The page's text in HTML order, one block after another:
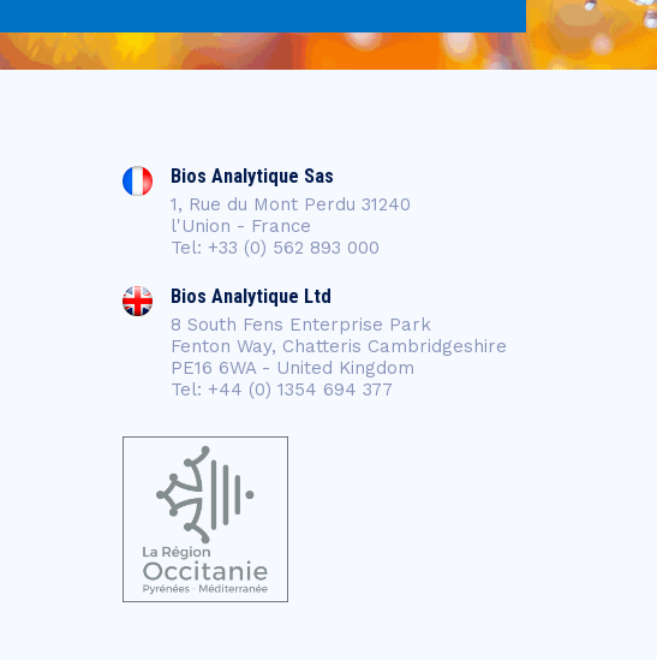
Bios Analytique Sas
1, Rue du Mont Perdu 31240
l'Union - France
Tel: +33 (0) 562 893 000
Bios Analytique Ltd
8 South Fens Enterprise Park
Fenton Way, Chatteris Cambridgeshire
PE16 6WA - United Kingdom
Tel: +44 (0) 1354 694 377